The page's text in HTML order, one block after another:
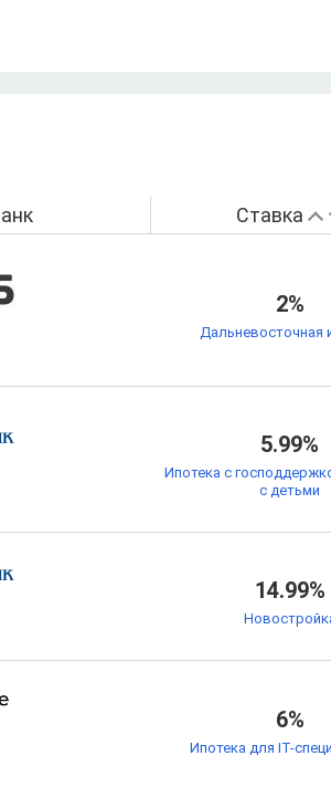
Ставка
2%
Дальневосточная
5.99%
Ипотека с
с детьми
14.99%
6%
Ипотека для IT-